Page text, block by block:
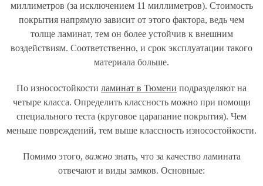
миллиметров (за исключением 11 миллиметров). Стоимость
покрытия напрямую зависит от этого фактора, ведь чем
толще ламинат, тем он более устойчив к внешним
воздействиям. Соответственно, и срок эксплуатации такого
материала больше.
По износостойкости ламинат в Тюмени подразделяют на
четыре класса. Определить классность можно при помощи
специального теста (круговое царапание покрытия). Чем
меньше повреждений, тем выше классность износостойкости.
Помимо этого, важнознать, что за качество ламината
отвечают и виды замков. Основные: